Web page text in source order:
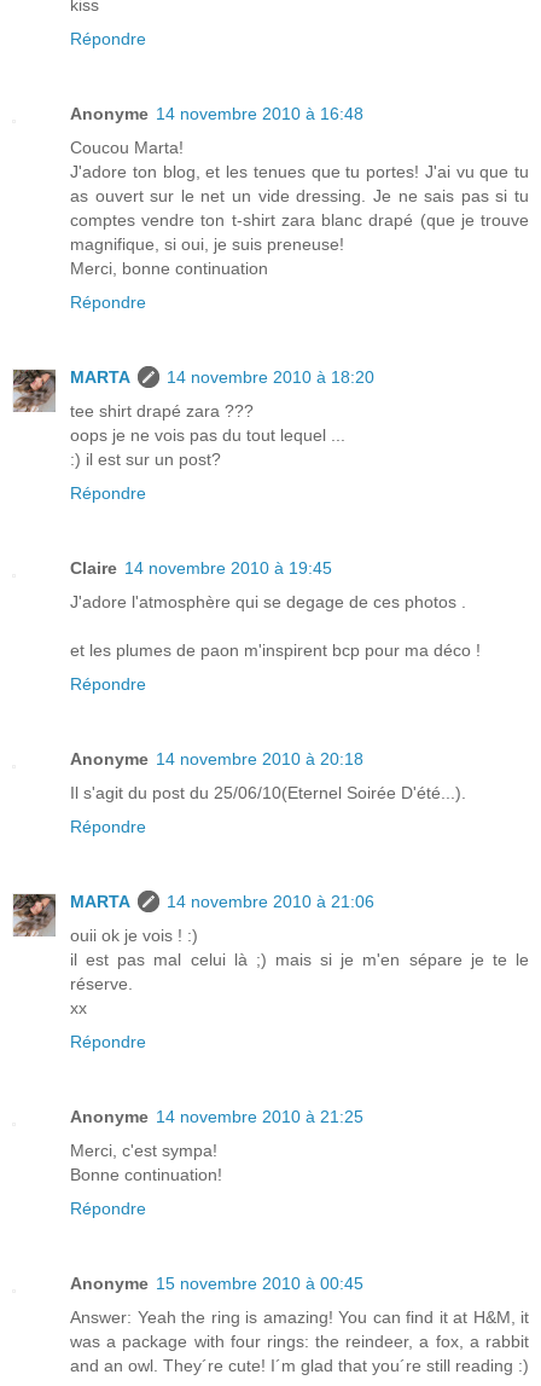
kiss
Répondre
Anonyme 14 novembre 2010 à 16:48
Coucou Marta!
J'adore ton blog, et les tenues que tu portes! J'ai vu que tu
as ouvert sur le net un vide dressing. Je ne sais pas si tu
comptes vendre ton t-shirt zara blanc drapé (que je trouve
magnifique, si oui, je suis preneuse!
Merci, bonne continuation
Répondre
MARTA
14 novembre 2010 à 18:20
tee shirt drapé zara ???
oops je ne vois pas du tout lequel ...
:) il est sur un post?
Répondre
Claire 14 novembre 2010 à 19:45
J'adore l'atmosphère qui se degage de ces photos .
et les plumes de paon m'inspirent bcp pour ma déco !
Répondre
Anonyme 14 novembre 2010 à 20:18
Il s'agit du post du 25/06/10(Eternel Soirée D'été...).
Répondre
MARTA
14 novembre 2010 à 21:06
ouii ok je vois ! :)
il est pas mal celui là ;) mais si je m'en sépare je te le
réserve.
xx
Répondre
Anonyme 14 novembre 2010 à 21:25
Merci, c'est sympa!
Bonne continuation!
Répondre
Anonyme 15 novembre 2010 à 00:45
Answer: Yeah the ring is amazing! You can find it at H&M, it
was a package with four rings: the reindeer, a fox, a rabbit
and an owl. They´re cute! I´m glad that you´re still reading :)